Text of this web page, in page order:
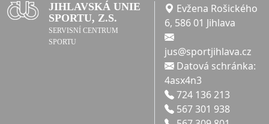
JIHLAVSKÁ UNIE
SPORTU, Z.S.
SERVISNÍ CENTRUM
SPORTU
Evžena Rošického
6, 586 01 Jihlava
jus@sportjihlava.cz
Datová schránka:
4asx4n3
724 136 213
567 301 938